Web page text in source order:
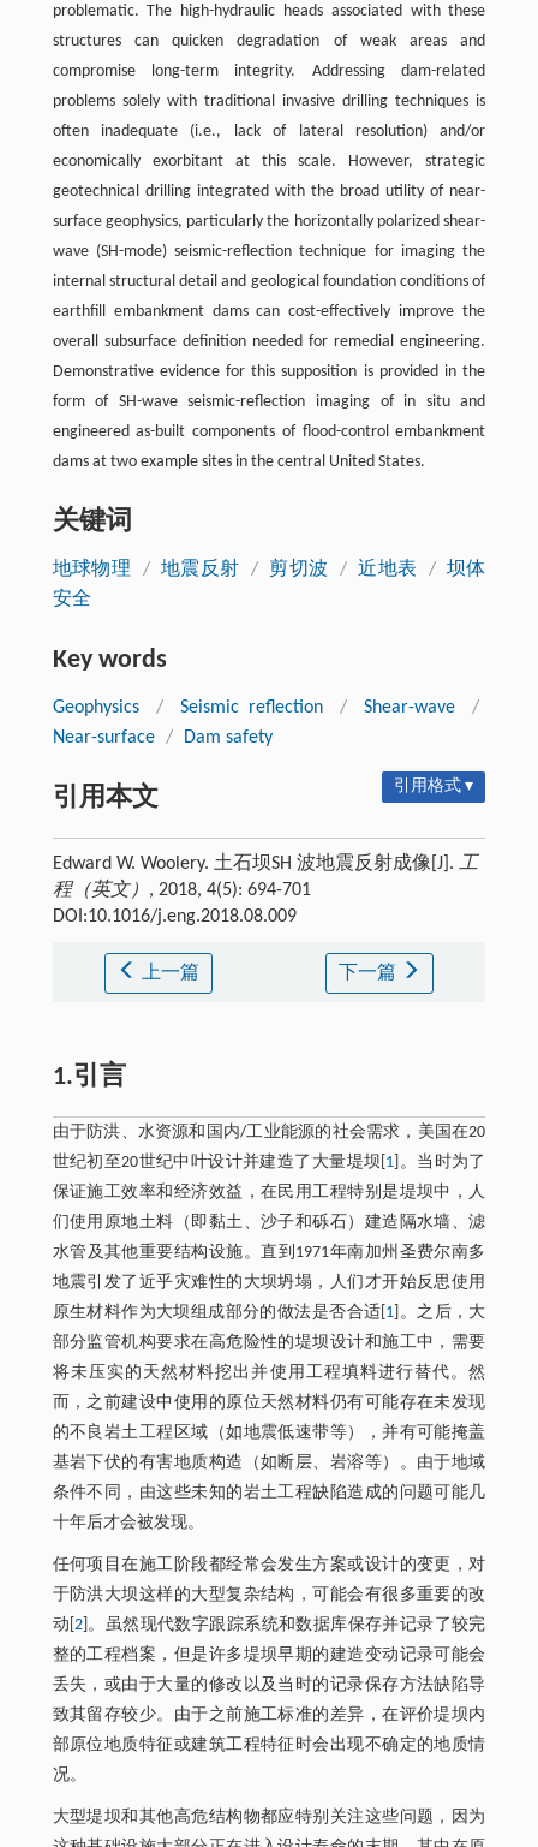
problematic. The high-hydraulic heads associated with these
structures can quicken degradation of weak areas and
compromise long-term integrity. Addressing dam-related
problems solely with traditional invasive drilling techniques is
often inadequate (i.e., lack of lateral resolution) and/or
economically exorbitant at this scale. However, strategic
geotechnical drilling integrated with the broad utility of near-
surface geophysics, particularly the horizontally polarized shear-
wave (SH-mode) seismic-reflection technique for imaging the
internal structural detail and geological foundation conditions of
earthfill embankment dams can cost-effectively improve the
overall subsurface definition needed for remedial engineering.
Demonstrative evidence for this supposition is provided in the
form of SH-wave seismic-reflection imaging of in situ and
engineered as-built components of flood-control embankment
dams at two example sites in the central United States.
关键词
地球物理 / 地震反射 / 剪切波 / 近地表 / 坝体
安全
Key words
Geophysics / Seismic reflection / Shear-wave
/
Near-surface / Dam safety
引用本文 引用格式 ▾
Edward W. Woolery. 土石坝SH 波地震反射成像[J]. 工
程（英文） , 2018, 4(5): 694-701
DOI:10.1016/j.eng.2018.08.009
上一篇 下一篇
1.引言
由于防洪、水资源和国内/工业能源的社会需求，美国在20
世纪初至20世纪中叶设计并建造了大量堤坝[ 1 ]。当时为了
保证施工效率和经济效益，在民用工程特别是堤坝中，人
们使用原地土料（即黏土、沙子和砾石）建造隔水墙、滤
水管及其他重要结构设施。直到1971年南加州圣费尔南多
地震引发了近乎灾难性的大坝坍塌，人们才开始反思使用
原生材料作为大坝组成部分的做法是否合适[ 1 ]。之后，大
部分监管机构要求在高危险性的堤坝设计和施工中，需要
将未压实的天然材料挖出并使用工程填料进行替代。然
而，之前建设中使用的原位天然材料仍有可能存在未发现
的不良岩土工程区域（如地震低速带等），并有可能掩盖
基岩下伏的有害地质构造（如断层、岩溶等）。由于地域
条件不同，由这些未知的岩土工程缺陷造成的问题可能几
十年后才会被发现。
任何项目在施工阶段都经常会发生方案或设计的变更，对
于防洪大坝这样的大型复杂结构，可能会有很多重要的改
动[2 ]。虽然现代数字跟踪系统和数据库保存并记录了较完
整的工程档案，但是许多堤坝早期的建造变动记录可能会
丢失，或由于大量的修改以及当时的记录保存方法缺陷导
致其留存较少。由于之前施工标准的差异，在评价堤坝内
部原位地质特征或建筑工程特征时会出现不确定的地质情
况。
大型堤坝和其他高危结构物都应特别关注这些问题，因为